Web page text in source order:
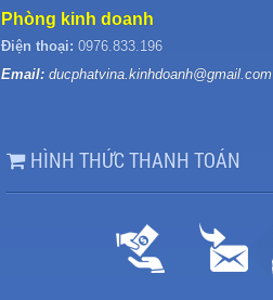
Phòng kinh doanh
Điện thoại: 0976.833.196
Email: ducphatvina.kinhdoanh@gmail.com
HÌNH THỨC THANH TOÁN